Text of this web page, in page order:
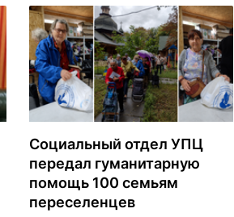
Социальный отдел УПЦ
передал гуманитарную
помощь 100 семьям
переселенцев